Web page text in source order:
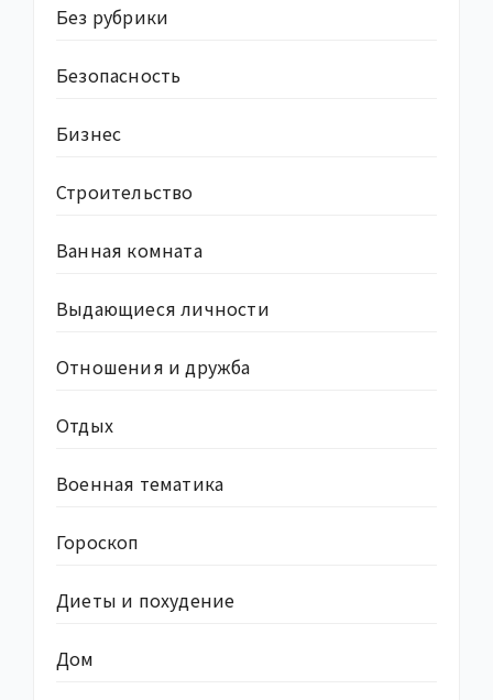
Без рубрики
Безопасность
Бизнес
Строительство
Ванная комната
Выдающиеся личности
Отношения и дружба
Отдых
Военная тематика
Гороскоп
Диеты и похудение
Дом